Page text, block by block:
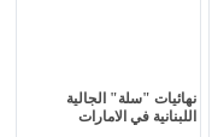
نهائيات "سلة" الجالية
اللبنانية في الامارات